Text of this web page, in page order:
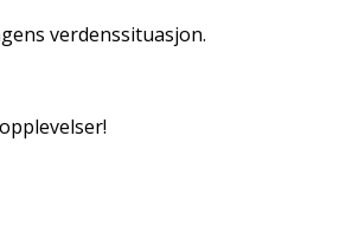
verdenssituasjon.